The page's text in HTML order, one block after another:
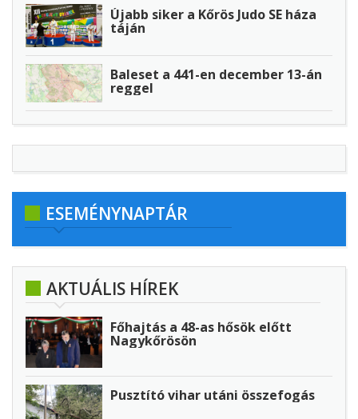
Újabb siker a Kőrös Judo SE háza
táján
Baleset a 441-en december 13-án
reggel
ESEMÉNYNAPTÁR
AKTUÁLIS HÍREK
Főhajtás a 48-as hősök előtt
Nagykőrösön
Pusztító vihar utáni összefogás